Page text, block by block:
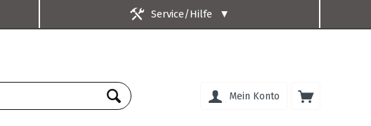
Service/Hilfe ▼
Mein Konto